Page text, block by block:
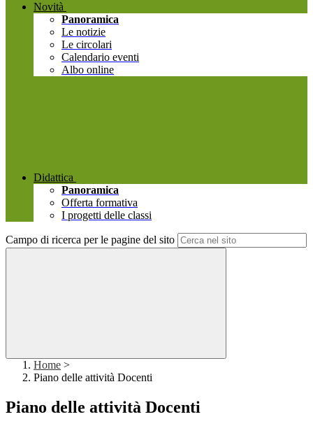
Novità
Panoramica
Le notizie
Le circolari
Calendario eventi
Albo online
Didattica
Panoramica
Offerta formativa
I progetti delle classi
Campo di ricerca per le pagine del sito
Home >
Piano delle attività Docenti
Piano delle attività Docenti